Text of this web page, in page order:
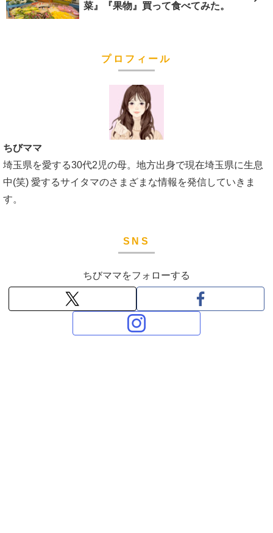
菜』『果物』買って食べてみた。
プロフィール
ちびママ
埼玉県を愛する30代2児の母。地方出身で現在埼玉県に生息
中(笑) 愛するサイタマのさまざまな情報を発信していきま
す。
SNS
ちびママをフォローする